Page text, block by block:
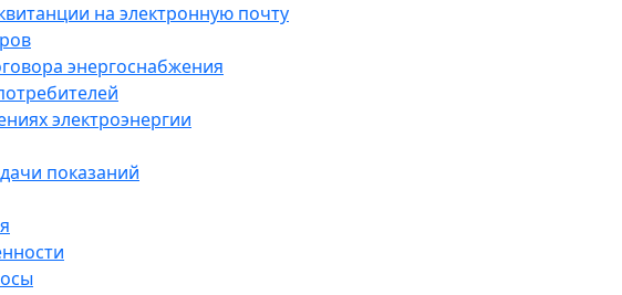
на электронную почту
энергоснабжения
электроэнергии
показаний